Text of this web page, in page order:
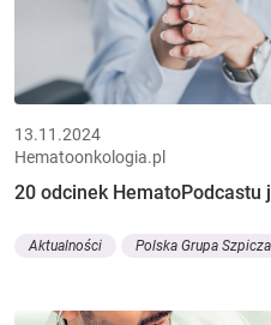
13.11.2024
Hematoonkologia.pl
20 odcinek HematoPodcastu
Aktualności Polska Grupa